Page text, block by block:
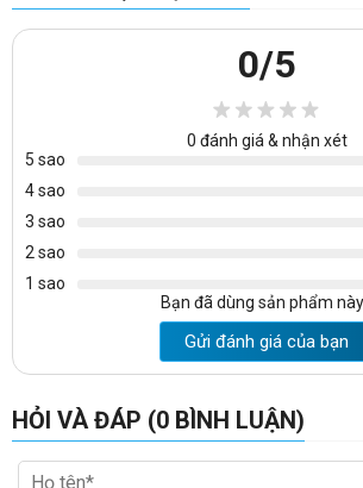
- Mặt bàn hình tròn đường kính 60cm và
nghiệp phủ melamine dày 18mm.
-Kích thước: bàn cao từ 675mm đến
Để tham khảo thêm một số mẫu bàn
hàng chúng tôi đang bày bán thì xin quý
truy cập vào đường link sau để
xem:
https://noithatvanphonggiare.com/
0/5
0 đánh giá & nhận xét
5 sao
4 sao
3 sao
2 sao
1 sao
Bạn đã dùng sản phẩm
Gửi đánh giá của bạn
HỎI VÀ ĐÁP (0 BÌNH LUẬN)